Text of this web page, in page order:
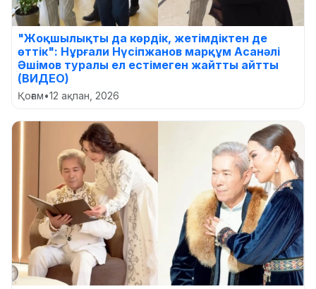
"Жоқшылықты да көрдік, жетімдіктен де
өттік": Нұрғали Нүсіпжанов марқұм Асанәлі
Әшімов туралы ел естімеген жайтты айтты
(ВИДЕО)
Қоғам•12 ақпан, 2026